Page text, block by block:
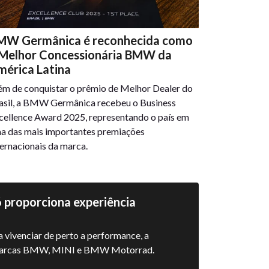
Germânica é reconhecida como
Concessionária BMW da
Latina
de conquistar o prêmio de Melhor Dealer do
a BMW Germânica recebeu o Business
Award 2025, representando o país em
das mais importantes premiações
da marca.
experiência
vivenciar de perto a performance, a
BMW, MINI e BMW Motorrad.